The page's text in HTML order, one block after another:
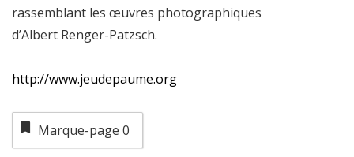
rassemblant les œuvres photographiques
d’Albert Renger-Patzsch.
http://www.jeudepaume.org
Marque-page 0